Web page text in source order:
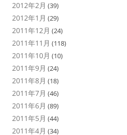
2012年2月 (39)
2012年1月 (29)
2011年12月 (24)
2011年11月 (118)
2011年10月 (10)
2011年9月 (24)
2011年8月 (18)
2011年7月 (46)
2011年6月 (89)
2011年5月 (44)
2011年4月 (34)